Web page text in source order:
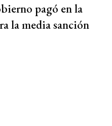
pagó en la
la media sanción